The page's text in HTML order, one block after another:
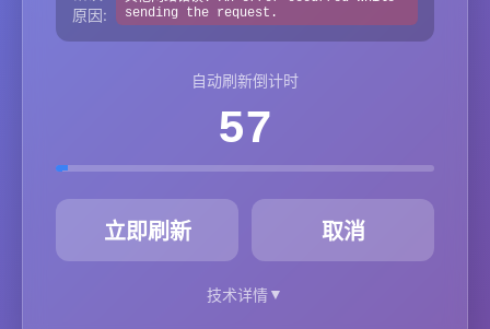
原因:
sending the request.
自动刷新倒计时
57
立即刷新 取消
技术详情▼